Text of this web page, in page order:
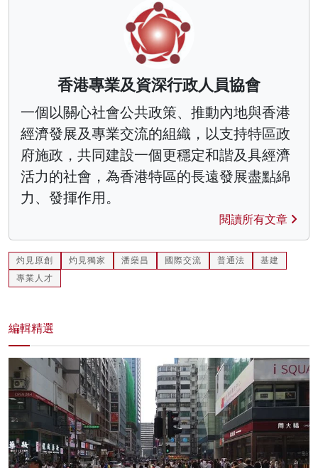
香港專業及資深行政人員協會
一個以關心社會公共政策、推動內地與香港
經濟發展及專業交流的組織，以支持特區政
府施政，共同建設一個更穩定和諧及具經濟
活力的社會，為香港特區的長遠發展盡點綿
力、發揮作用。
閱讀所有文章
灼見原創 灼見獨家 潘燊昌 國際交流 普通法
基建
專業人才
編輯精選